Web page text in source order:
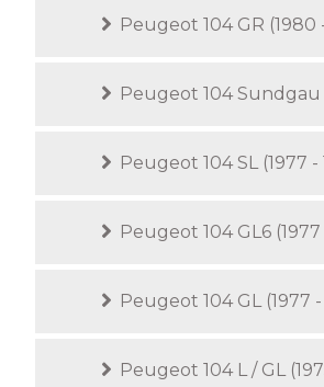
Peugeot 104 GR (1980
Peugeot 104 Sundgau
Peugeot 104 SL (1977 -
Peugeot 104 GL6 (1977
Peugeot 104 GL (1977 -
Peugeot 104 L / GL